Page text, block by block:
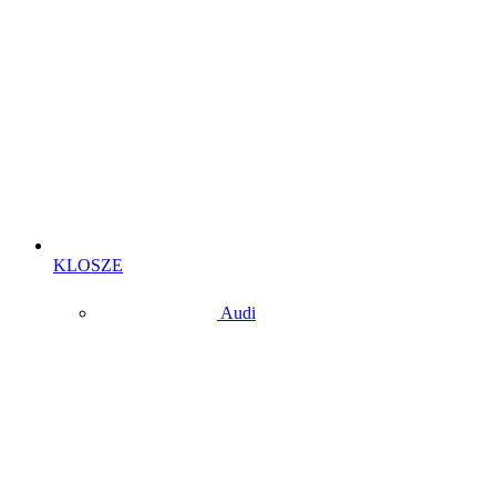
KLOSZE
Audi